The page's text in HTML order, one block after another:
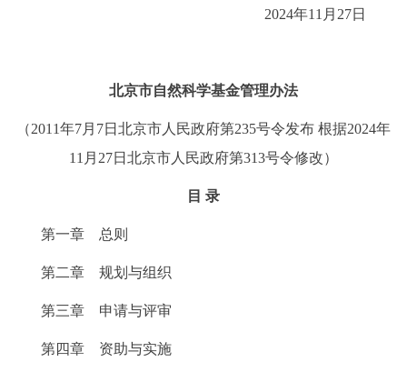
人文北京
图说北京
多语种
DEUTSCH
2024年11月27日
北京市自然科学基金管理办法
（2011年7月7日北京市人民政府第235号令发布 根据2024年
11月27日北京市人民政府第313号令修改）
目 录
第一章 总则
第二章 规划与组织
第三章 申请与评审
第四章 资助与实施